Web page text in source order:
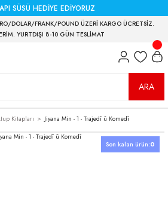
SÜSÜ HEDİYE EDİYORUZ
DOLAR/FRANK/POUND ÜZERİ KARGO ÜCRETSİZ.
YURTDIŞI 8-10 GÜN TESLİMAT
ARA
Kitapları Jiyana Min - 1 - Trajedî û Komedî
Son kalan ürün:0